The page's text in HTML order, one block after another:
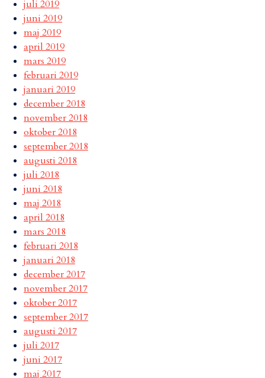
juli 2019
juni 2019
maj 2019
april 2019
mars 2019
februari 2019
januari 2019
december 2018
november 2018
oktober 2018
september 2018
augusti 2018
juli 2018
juni 2018
maj 2018
april 2018
mars 2018
februari 2018
januari 2018
december 2017
november 2017
oktober 2017
september 2017
augusti 2017
juli 2017
juni 2017
maj 2017